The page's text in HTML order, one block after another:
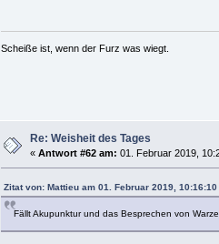
Scheiße ist, wenn der Furz was wiegt.
Re: Weisheit des Tages
«Antwort #62 am: 01. Februar 2019,
Zitat von: Mattieu am 01. Februar 2019, 10:16:10
Fällt Akupunktur und das Besprechen von